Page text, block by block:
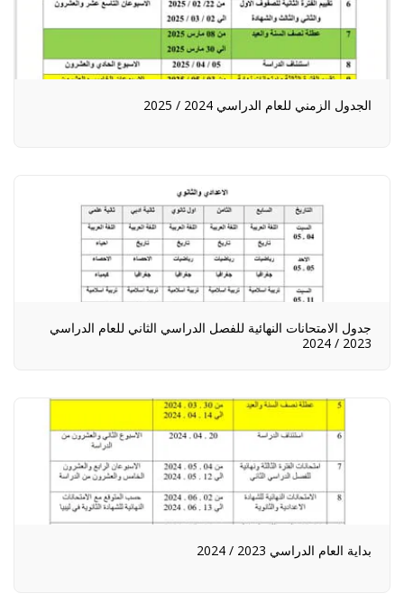
الجدول الزمني للعام الدراسي 2024 / 2025
جدول الامتحانات النهائية للفصل الدراسي الثاني للعام الدراسي
2023 / 2024
بداية العام الدراسي 2023 / 2024